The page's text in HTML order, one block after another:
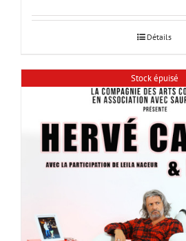
Détails
Stock épuisé